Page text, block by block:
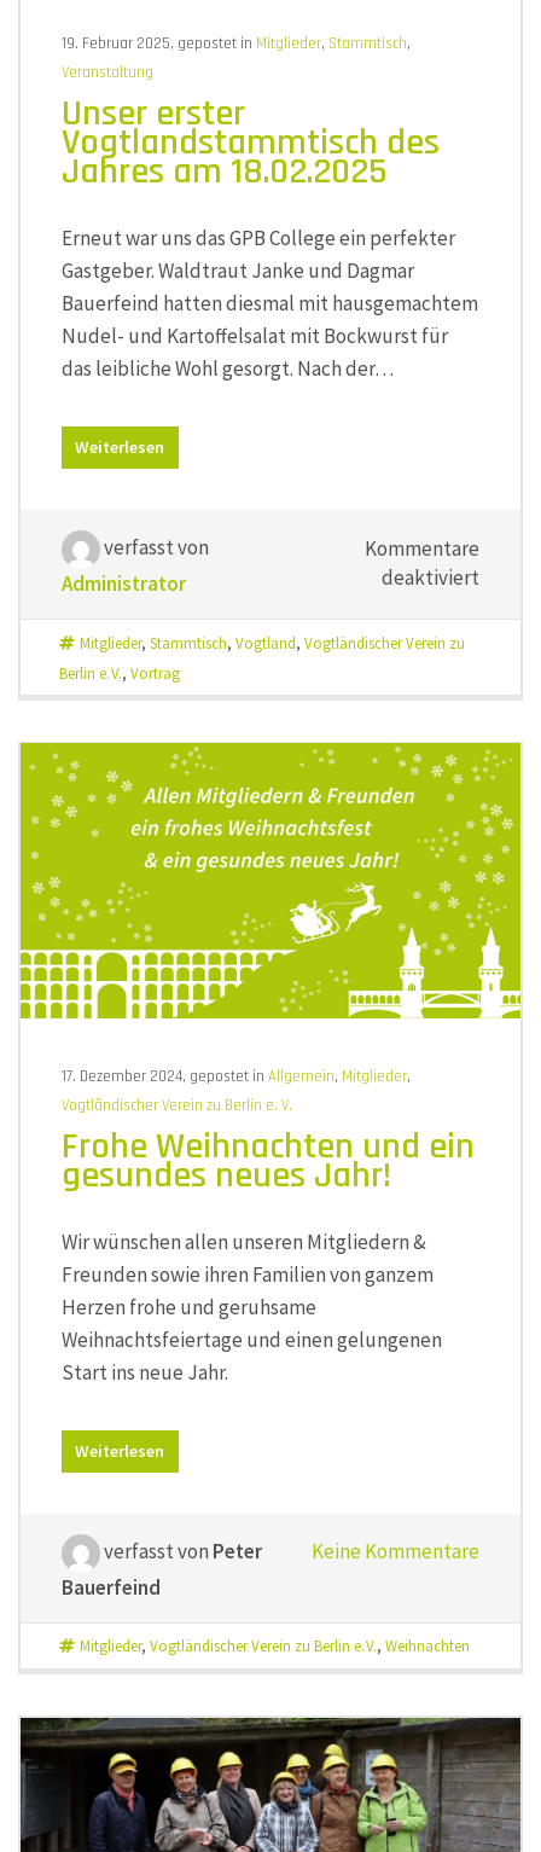
19. Februar 2025, gepostet in Mitglieder, Stammtisch,
Veranstaltung
Unser erster
Vogtlandstammtisch des
Jahres am 18.02.2025
Erneut war uns das GPB College ein perfekter
Gastgeber. Waldtraut Janke und Dagmar
Bauerfeind hatten diesmal mit hausgemachtem
Nudel- und Kartoffelsalat mit Bockwurst für
das leibliche Wohl gesorgt. Nach der…
Weiterlesen
verfasst von
Administrator
Kommentare
deaktiviert
des
am
Mitglieder, Stammtisch, Vogtland, Vogtländischer Verein zu
Berlin e. V., Vortrag
17. Dezember 2024, gepostet in Allgemein, Mitglieder,
Vogtländischer Verein zu Berlin e. V.
Frohe Weihnachten und ein
gesundes neues Jahr!
Wir wünschen allen unseren Mitgliedern &
Freunden sowie ihren Familien von ganzem
Herzen frohe und geruhsame
Weihnachtsfeiertage und einen gelungenen
Start ins neue Jahr.
Weiterlesen
verfasst von Peter
Bauerfeind
Keine Kommentare
Mitglieder, Vogtländischer Verein zu Berlin e. V., Weihnachten